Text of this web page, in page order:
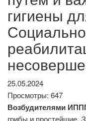
гигиены
25.05.2024
Просмотры: 647
Возбудителями
грибы и простейшие.